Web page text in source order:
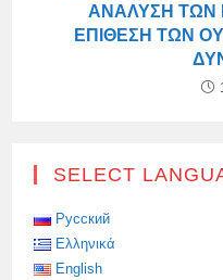
ΑΝΆΛΥΣΗ ΤΩΝ
ΕΠΊΘΕΣΗ ΤΩΝ
SELECT
Русский
Ελληνικά
English